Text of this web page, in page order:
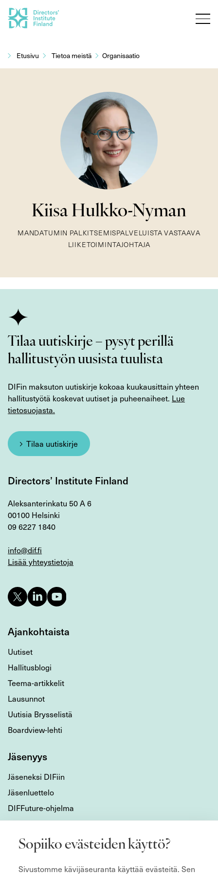
Sopiiko evästeiden käyttö?
Sivustomme kävijäseuranta käyttää evästeitä. Sen
sisältöön
Etusivu Tietoa meistä Organisaatio
Kiisa Hulkko-Nyman
MANDATUMIN PALKITSEMISPALVELUISTA VASTAAVA
LIIKETOIMINTAJOHTAJA
Tilaa uutiskirje – pysyt perillä
hallitustyön uusista tuulista
DIFin maksuton uutiskirje kokoaa kuukausittain yhteen
hallitustyötä koskevat uutiset ja puheenaiheet. Lue
tietosuojasta.
Tilaa uutiskirje
Directors’ Institute Finland
Aleksanterinkatu 50 A 6
00100 Helsinki
09 6227 1840
info@dif.fi
Lisää yhteystietoja
Ajankohtaista
Uutiset
Hallitusblogi
Teema-artikkelit
Lausunnot
Uutisia Brysselistä
Boardview-lehti
Jäsenyys
Jäseneksi DIFiin
Jäsenluettelo
DIFFuture-ohjelma
Tietoa meistä
Mikä DIF on?
Organisaatio